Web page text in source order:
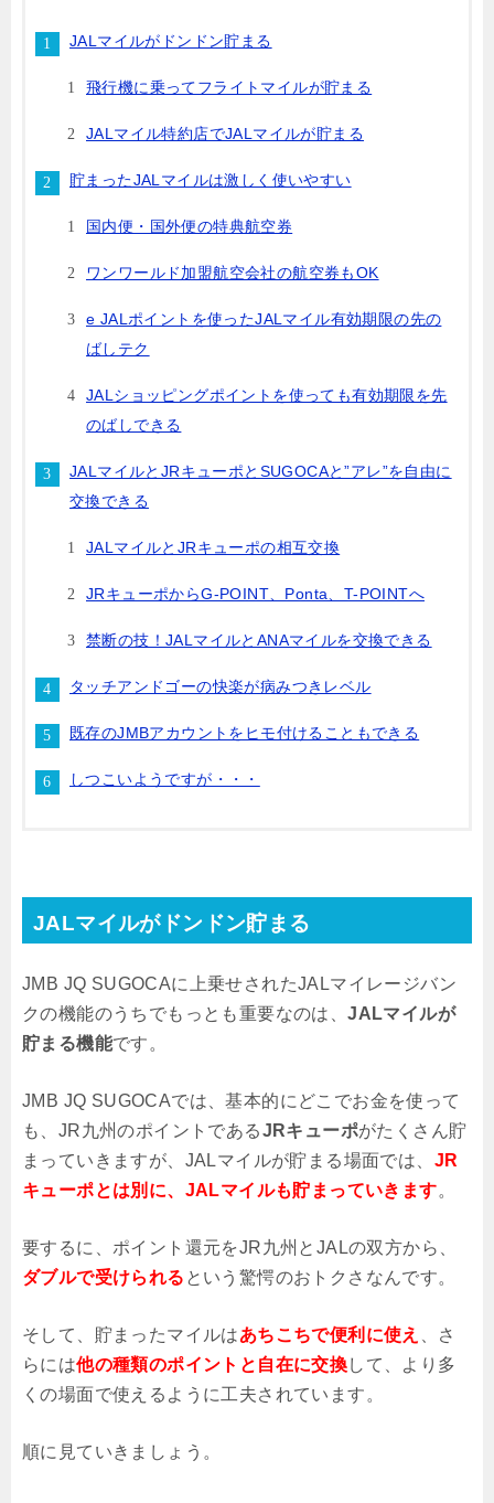
JALマイルがドンドン貯まる
飛行機に乗ってフライトマイルが貯まる
JALマイル特約店でJALマイルが貯まる
貯まったJALマイルは激しく使いやすい
国内便・国外便の特典航空券
ワンワールド加盟航空会社の航空券もOK
e JALポイントを使ったJALマイル有効期限の先の
ばしテク
JALショッピングポイントを使っても有効期限を先
のばしできる
JALマイルとJRキューポとSUGOCAと”アレ”を自由に
交換できる
JALマイルとJRキューポの相互交換
JRキューポからG-POINT、Ponta、T-POINTへ
禁断の技！JALマイルとANAマイルを交換できる
タッチアンドゴーの快楽が病みつきレベル
既存のJMBアカウントをヒモ付けることもできる
しつこいようですが・・・
JALマイルがドンドン貯まる
JMB JQ SUGOCAに上乗せされたJALマイレージバン
クの機能のうちでもっとも重要なのは、JALマイルが
貯まる機能です。
JMB JQ SUGOCAでは、基本的にどこでお金を使って
も、JR九州のポイントであるJRキューポがたくさん貯
まっていきますが、JALマイルが貯まる場面では、 JR
キューポとは別に、JALマイルも貯まっていきます。
要するに、ポイント還元をJR九州とJALの双方から、
ダブルで受けられる という驚愕のおトクさなんです。
そして、貯まったマイルはあちこちで便利に使え
、さ
らには他の種類のポイントと自在に交換して、より多
くの場面で使えるように工夫されています。
順に見ていきましょう。